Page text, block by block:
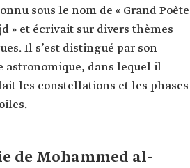
sous le nom de « Grand Poète
» et écrivait sur divers thèmes
Il s’est distingué par son
astronomique, dans lequel il
les constellations et les phases
de Mohammed al-